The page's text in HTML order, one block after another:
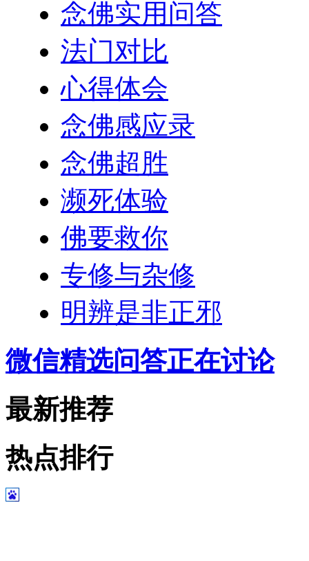
念佛实用问答
法门对比
心得体会
念佛感应录
念佛超胜
濒死体验
佛要救你
专修与杂修
明辨是非正邪
微信精选问答正在讨论
最新推荐
热点排行